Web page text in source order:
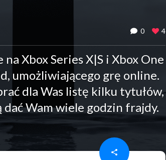
0 4
Xbox Series X|S i Xbox One
umożliwiającego grę online.
dla Was listę kilku tytułów,
Wam wiele godzin frajdy.